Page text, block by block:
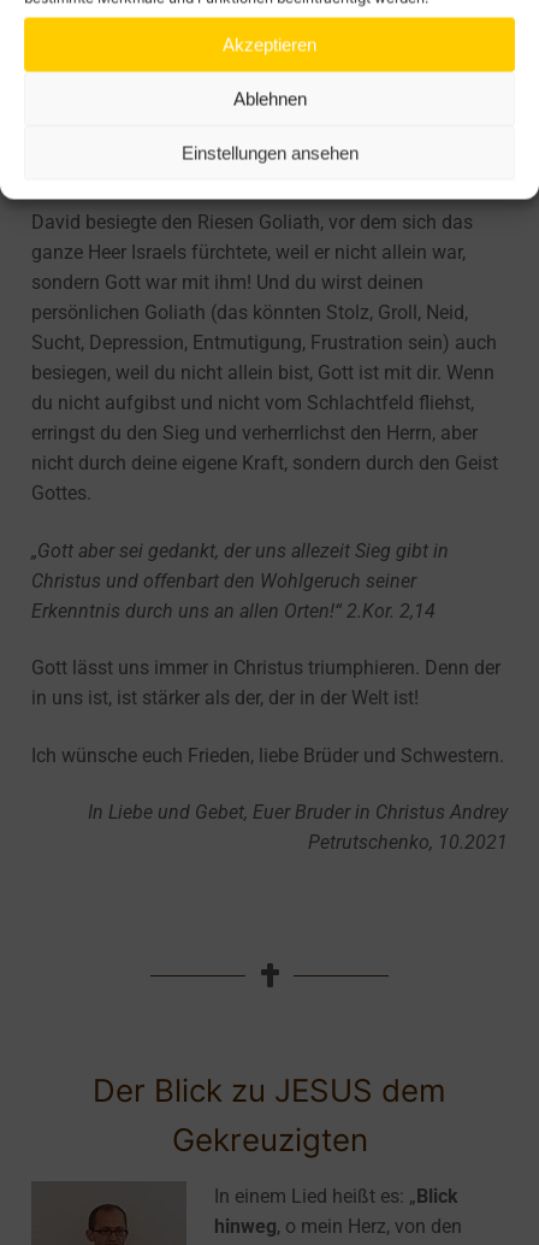
Akzeptieren
Ablehnen
Einstellungen ansehen
uns. Wir müssen uns auf den Weg der Heiligung
begeben. Und auf diesem Weg wird der Herr mit uns
sein, auch wenn wir durch das finstere Tal gehen
„Ist Gott für uns, wer kann wider uns sein?“ Röm. 8,31
David besiegte den Riesen Goliath, vor dem sich das
ganze Heer Israels fürchtete, weil er nicht allein war,
sondern Gott war mit ihm! Und du wirst deinen
persönlichen Goliath (das könnten Stolz, Groll, Neid,
Sucht, Depression, Entmutigung, Frustration sein) auch
besiegen, weil du nicht allein bist, Gott ist mit dir. Wenn
du nicht aufgibst und nicht vom Schlachtfeld fliehst,
erringst du den Sieg und verherrlichst den Herrn, aber
nicht durch deine eigene Kraft, sondern durch den Geist
Gottes.
„Gott aber sei gedankt, der uns allezeit Sieg gibt in
Christus und offenbart den Wohlgeruch seiner
Erkenntnis durch uns an allen Orten!“ 2.Kor. 2,14
Gott lässt uns immer in Christus triumphieren. Denn der
in uns ist, ist stärker als der, der in der Welt ist!
Ich wünsche euch Frieden, liebe Brüder und Schwestern.
In Liebe und Gebet, Euer Bruder in Christus Andrey
Petrutschenko, 10.2021
Der Blick zu JESUS dem
Gekreuzigten
In einem Lied heißt es: „Blick
hinweg, o mein Herz, von den